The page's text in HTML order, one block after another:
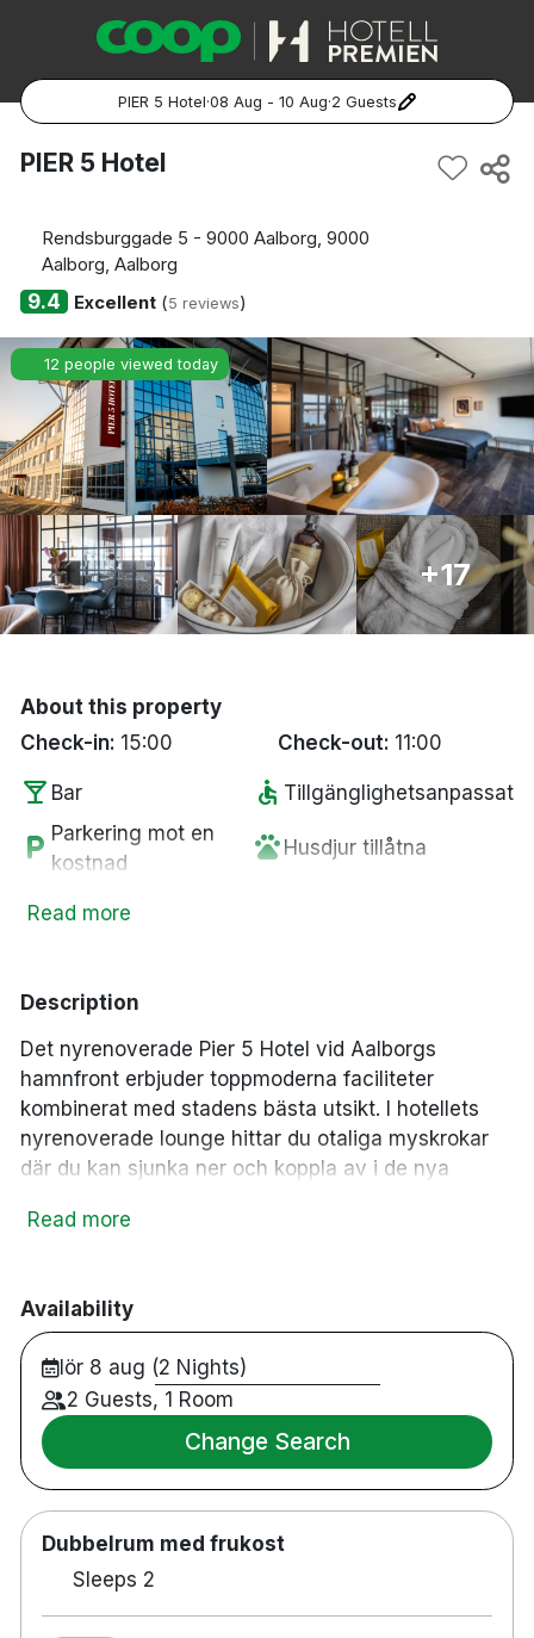
PIER 5 Hotel·08 Aug - 10 Aug·2 Guests
Popular Destinations:
Stockholm
Göteborg
Malmö
Hela Norge
Oslo
Bergen
Hela Danmark
PIER 5 Hotel
Rendsburggade 5 - 9000 Aalborg, 9000
Aalborg, Aalborg
9.4 Excellent(5 reviews)
12 people viewed today
+17
About this property
Check-in: 15:00 Check-out: 11:00
local_bar Bar accessible Tillgänglighetsanpassat
local_parking Parkering mot en
kostnad
pets Husdjur tillåtna
fitness_centerGym
Smart-TV
Read more
Description
Det nyrenoverade Pier 5 Hotel vid Aalborgs
hamnfront erbjuder toppmoderna faciliteter
kombinerat med stadens bästa utsikt. I hotellets
nyrenoverade lounge hittar du otaliga myskrokar
där du kan sjunka ner och koppla av i de nya
kopp kaffe från vår kaffebar – eller en sensuell
alla en sak gemensamt: toppmoderna och
nyrenoverade faciliteter. I alla rum finns
mörkläggningsgardiner av hög kvalitet, 50 tums
TV med Chromecast, skrivbord och stol, gratis Wi-
Fi, eget badrum med hårtork och ekologiska
badprodukter från Meraki.
154 rum
Fast in- och utcheckning
Read more
Availability
lör 8 aug (2 Nights)
2 Guests, 1 Room
Change Search
Dubbelrum med frukost
Sleeps 2